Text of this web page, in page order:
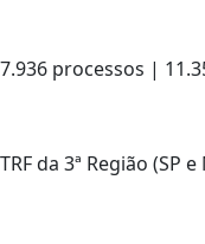
7.936 processos |
TRF da 3ª Região (SP e